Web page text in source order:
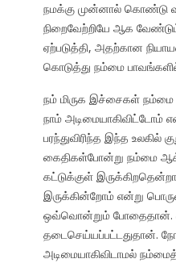
நமக்கு முன்னால் கொண்டு
நிறைவேற்றியே ஆக
ஏற்படுத்தி, அதற்கான
கொடுத்து நம்மை பாவங்களில்
நம் மிருக இச்சைகள்
நாம் அடிமையாகிவிட்டோம்
பரந்துவிரிந்த இந்த உலகில்
கைதிகள்போன்று நம்மை
கட்டுக்குள்
இருக்கின்றோம் என்று
ஒவ்வொன்றும் போதைதான்.
தடைசெய்யப்பட்டதுதான்.
அடிமையாகிவிடாமல் நம்மைத்